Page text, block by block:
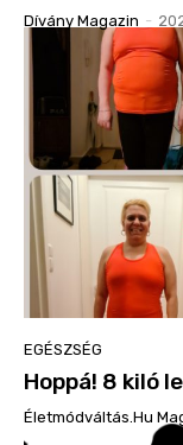
Dívány Magazin -
EGÉSZSÉG
Hoppá! 8 kiló
Életmódváltás.hu